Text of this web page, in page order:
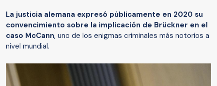
La justicia alemana expresó públicamente en 2020 su
convencimiento sobre la implicación de Brückner en el
caso McCann, uno de los enigmas criminales más notorios a
nivel mundial.